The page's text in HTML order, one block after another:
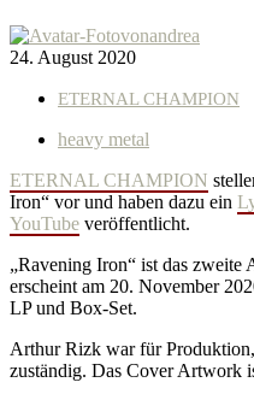
vonandrea
24. August 2020
ETERNAL CHAMPION
heavy metal
ETERNAL CHAMPION
Iron“ vor und haben dazu ein
YouTube veröffentlicht.
„Ravening Iron“ ist das
erscheint am 20. November
LP und Box-Set.
Arthur Rizk war für
zuständig. Das Cover Artwork